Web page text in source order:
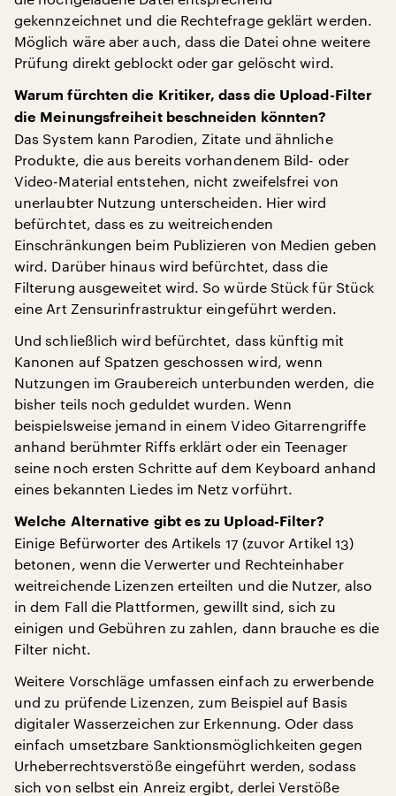
gekennzeichnet und die Rechtefrage geklärt werden.
Möglich wäre aber auch, dass die Datei ohne weitere
Prüfung direkt geblockt oder gar gelöscht wird.
Warum fürchten die Kritiker, dass die Upload-Filter
die Meinungsfreiheit beschneiden könnten?
Das System kann Parodien, Zitate und ähnliche
Produkte, die aus bereits vorhandenem Bild- oder
Video-Material entstehen, nicht zweifelsfrei von
unerlaubter Nutzung unterscheiden. Hier wird
befürchtet, dass es zu weitreichenden
Einschränkungen beim Publizieren von Medien geben
wird. Darüber hinaus wird befürchtet, dass die
Filterung ausgeweitet wird. So würde Stück für Stück
eine Art Zensurinfrastruktur eingeführt werden.
Und schließlich wird befürchtet, dass künftig mit
Kanonen auf Spatzen geschossen wird, wenn
Nutzungen im Graubereich unterbunden werden, die
bisher teils noch geduldet wurden. Wenn
beispielsweise jemand in einem Video Gitarrengriffe
anhand berühmter Riffs erklärt oder ein Teenager
seine noch ersten Schritte auf dem Keyboard anhand
eines bekannten Liedes im Netz vorführt.
Welche Alternative gibt es zu Upload-Filter?
Einige Befürworter des Artikels 17 (zuvor Artikel 13)
betonen, wenn die Verwerter und Rechteinhaber
weitreichende Lizenzen erteilten und die Nutzer, also
in dem Fall die Plattformen, gewillt sind, sich zu
einigen und Gebühren zu zahlen, dann brauche es die
Filter nicht.
Weitere Vorschläge umfassen einfach zu erwerbende
und zu prüfende Lizenzen, zum Beispiel auf Basis
digitaler Wasserzeichen zur Erkennung. Oder dass
einfach umsetzbare Sanktionsmöglichkeiten gegen
Urheberrechtsverstöße eingeführt werden, sodass
sich von selbst ein Anreiz ergibt, derlei Verstöße